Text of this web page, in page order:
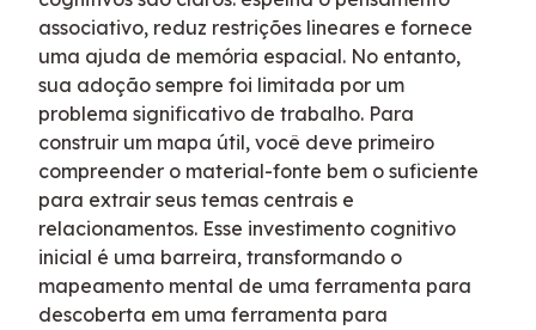
associativo, reduz restrições lineares e fornece
uma ajuda de memória espacial. No entanto,
sua adoção sempre foi limitada por um
problema significativo de trabalho. Para
construir um mapa útil, você deve primeiro
compreender o material-fonte bem o suficiente
para extrair seus temas centrais e
relacionamentos. Esse investimento cognitivo
inicial é uma barreira, transformando o
mapeamento mental de uma ferramenta para
descoberta em uma ferramenta para